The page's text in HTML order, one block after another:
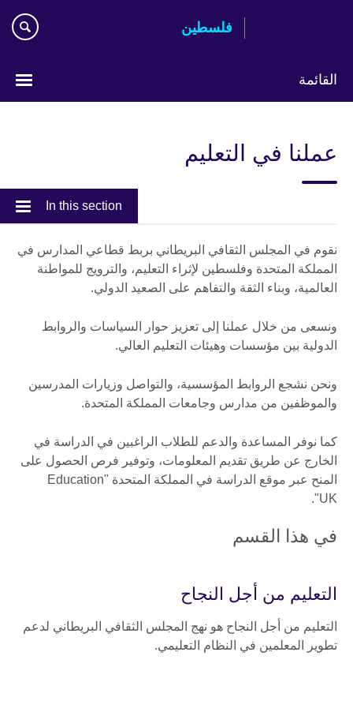
فلسطين
القائمة
language
عملنا في التعليم
In this section
نقوم في المجلس الثقافي البريطاني بربط قطاعي المدارس في
المملكة المتحدة وفلسطين لإثراء التعليم، والترويج للمواطنة
العالمية، وبناء الثقة والتفاهم على الصعيد الدولي.
ونسعى من خلال عملنا إلى تعزيز حوار السياسات والروابط
الدولية بين مؤسسات وهيئات التعليم العالي.
ونحن نشجع الروابط المؤسسية، والتواصل وزيارات المدرسين
والموظفين من مدارس وجامعات المملكة المتحدة.
كما نوفر المساعدة والدعم للطلاب الراغبين في الدراسة في
الخارج عن طريق تقديم المعلومات، وتوفير فرص الحصول على
المنح عبر موقع الدراسة في المملكة المتحدة "Education
UK".
في هذا القسم
التعليم من أجل النجاح
التعليم من أجل النجاح هو نهج المجلس الثقافي البريطاني لدعم
تطوير المعلمين في النظام التعليمي.